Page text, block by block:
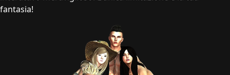
fantasia!